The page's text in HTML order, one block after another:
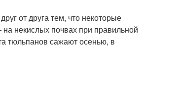
от друга тем, что некоторые
некислых почвах при правильной
тюльпанов сажают осенью, в